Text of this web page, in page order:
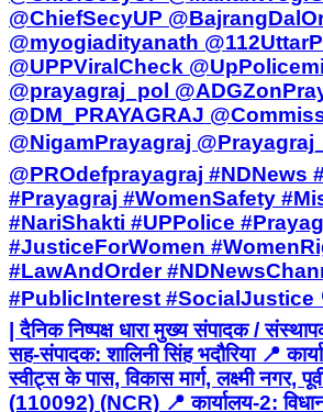
@NigamPrayagraj
@PROdefprayagraj #NDNews
#Prayagraj #WomenSafety
#NariShakti #UPPolice
#JusticeForWomen
#LawAndOrder
#PublicInterest #SocialJustice
| दैनिक निष्पक्ष धारा मुख्य संपादक /
सह-संपादक: शालिनी सिंह भदौरिया 📍
स्वीट्स के पास, विकास मार्ग, लक्ष्मी नगर,
(110092) (NCR) 📍 कार्यालय-2:
चौराहा, लखनऊ (226001) (UP) 📍
बिहारी चौराहा, नियर बर्मा चौराहा,
मोबाइल: 9696119696
Fatehpur, Fatehpur | Jun 22, 2026